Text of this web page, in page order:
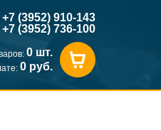
(3952) 910-143
(3952) 736-100
0 шт.
0 руб.